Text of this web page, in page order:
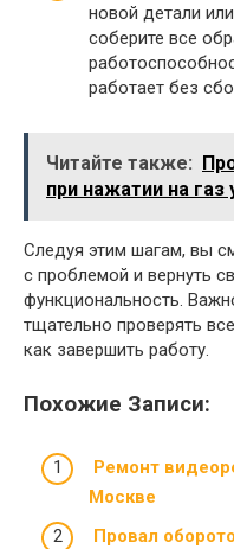
новой детали
соберите все
работает без
Читайте также:
при нажатии на газ
Следуя этим шагам, вы
с проблемой и вернуть
функциональность.
тщательно проверять
как завершить работу.
Похожие Записи:
Ремонт
Москве
Провал